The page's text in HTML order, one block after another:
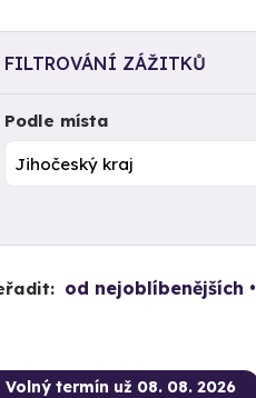
FILTROVÁNÍ ZÁŽITKŮ
Podle místa
od nejoblíbenějších
Volný termín už 08. 08. 2026